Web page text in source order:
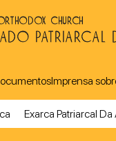
CHURCH
PATRIARCAL
Imprensa
Exarca Patriarcal Da